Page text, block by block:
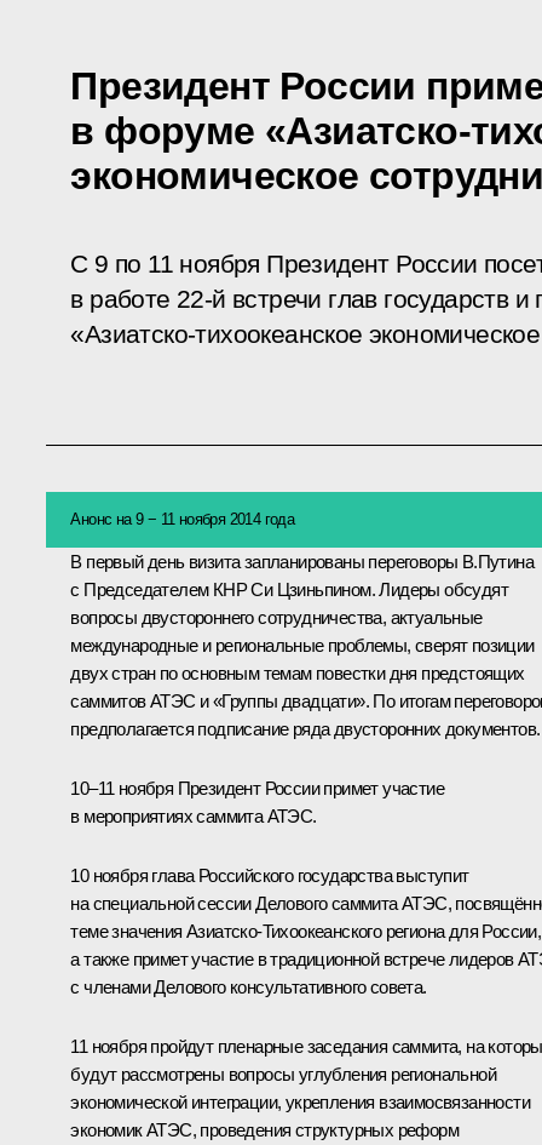
Президент России
в форуме «Азиатско-
экономическое
С 9 по 11 ноября Президент России
в работе 22-й встречи глав государств
«Азиатско-тихоокеанское
Анонс на 9 − 11 ноября 2014 года
В первый день визита запланированы переговоры В.Путина
с Председателем КНРСи Цзиньпином. Лидеры обсудят
вопросы двустороннего сотрудничества, актуальные
международные и региональные проблемы, сверят позиции
двух стран по основным темам повестки дня предстоящих
саммитовАТЭС и «Группы двадцати». По итогам
предполагается подписание ряда двусторонних документов.
10–11 ноября Президент России примет участие
в мероприятиях саммита АТЭС.
10 ноября глава Российского государства выступит
на специальной сессии Делового саммита АТЭС,
теме значения Азиатско-Тихоокеанского региона для России,
а также примет участие в традиционной встрече лидеров
с членами Делового консультативного совета.
11 ноября пройдут пленарные заседания саммита, на
будут рассмотрены вопросы углубления региональной
экономической интеграции, укрепления взаимосвязанности
экономик АТЭС, проведения структурных реформ